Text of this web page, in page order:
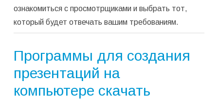
ознакомиться с просмотрщиками и выбрать тот,
который будет отвечать вашим требованиям.
Программы для создания
презентаций на
компьютере скачать